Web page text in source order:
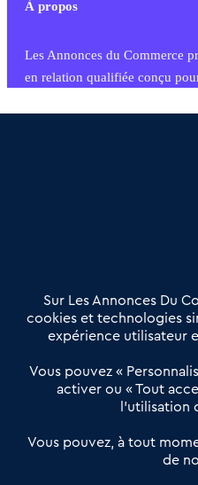
À propos
Les Annonces du Commerce
en relation qualifiée conçu
commercial et les
Offres Pro
Actualités
Qui sommes nous ?
Derniers articles
Réseau 3C : un partenaire
Petitscommerces : Un
proximité et des territoires
Sur Les Annonces Du
cookies et technologies
expérience utilisateur
Vous pouvez «
activer ou « Tout
l’utilisation
Vous pouvez, à tout
de